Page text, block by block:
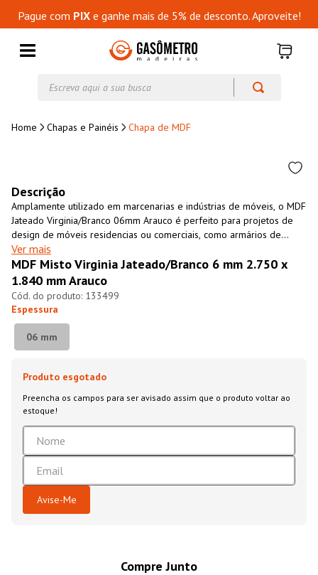
Pague com PIXe ganhe mais de 5% de desconto. Aproveite!
Chapas e Painéis Chapa de MDF
Descrição
Amplamente utilizado em marcenarias e indústrias de móveis, o MDF
Jateado Virginia/Branco 06mm Arauco é perfeito para projetos de
design de móveis residencias ou comerciais, como armários de
cozinha, closets, revestimento de paredes, entre outros. É um
material resistente, versátil, fácil de usinar e com excelente custo-
benefício. O MDF Jateado Virginia/Branco 06mm Arauco é uma
opção ecológicamente sustentável, fabricado 100% com madeira de
florestas cultivadas para essa finalidade.
Ver mais
MDF Misto Virginia Jateado/Branco 6 mm 2.750 x
1.840 mm Arauco
133499
Espessura
06 mm
Compre Junto